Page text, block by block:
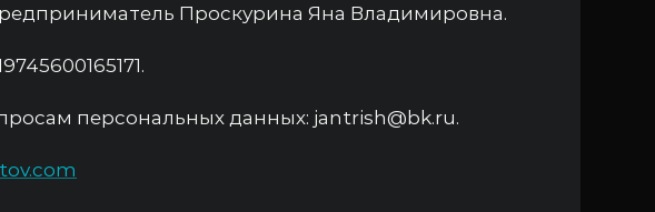
Проскурина Яна Владимировна.
персональных данных: jantrish@bk.ru.